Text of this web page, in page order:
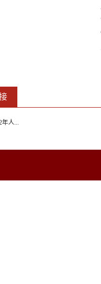
年人...